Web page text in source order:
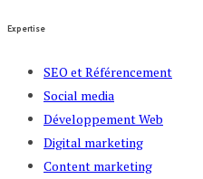
Expertise
SEO et Référencement
Social media
Développement Web
Digital marketing
Content marketing